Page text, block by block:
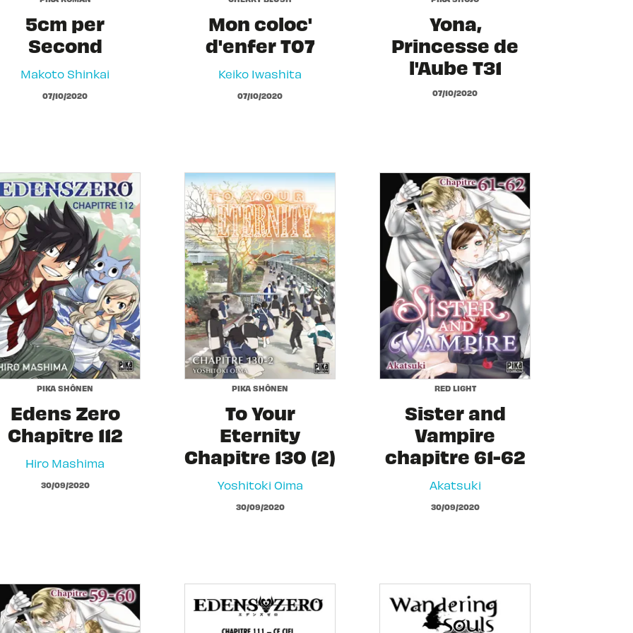
5cm per
Second
Makoto Shinkai
07/10/2020
Mon coloc'
d'enfer T07
Keiko Iwashita
07/10/2020
Yona,
Princesse de
l'Aube T31
07/10/2020
PIKA SHÔNEN
Edens Zero
Chapitre 112
Hiro Mashima
30/09/2020
PIKA SHÔNEN
To Your
Eternity
Chapitre 130 (2)
Yoshitoki Oima
30/09/2020
RED LIGHT
Sister and
Vampire
chapitre 61-62
Akatsuki
30/09/2020